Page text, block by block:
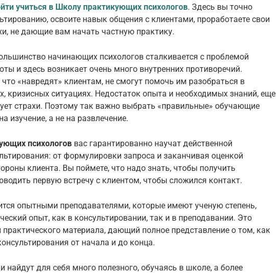
учиться в Школу практикующих психологов. Здесь вы точно
освоите навык общения с клиентами, проработаете свои
не дающие вам начать частную практику.
начинающих психологов сталкивается с проблемой
и здесь возникает очень много внутренних противоречий.
«навредят» клиентам, не смогут помочь им разобраться в
кризисных ситуациях. Недостаток опыта и необходимых знаний, еще
страхи. Поэтому так важно выбрать «правильные» обучающие
изучение, а не на развлечение.
психологов вас гарантированно научат действенной
от формулировки запроса и заканчивая оценкой
клиента. Вы поймете, что надо знать, чтобы получить
первую встречу с клиентом, чтобы сложился контакт.
опытными преподавателями, которые имеют ученую степень,
опыт, как в консультировании, так и в преподавании. Это
практического материала, дающий полное представление о том, как
от начала и до конца.
найдут для себя много полезного, обучаясь в школе, а более